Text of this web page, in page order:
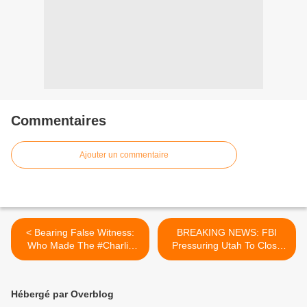
Commentaires
Ajouter un commentaire
< Bearing False Witness:
Who Made The #Charlie
Kirk Videos Go Viral? |
BREAKING NEWS: FBI
Pressuring Utah To Close
The Charlie Kirk Case |
Hébergé par Overblog